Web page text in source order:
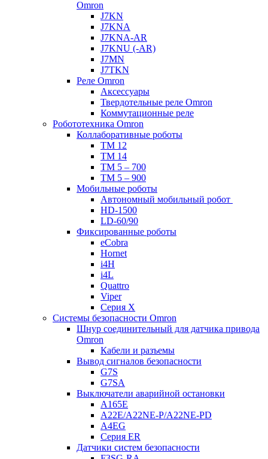
Omron
J7KN
J7KNA
J7KNA-AR
J7KNU (-AR)
J7MN
J7TKN
Реле Omron
Аксессуары
Твердотельные реле Omron
Коммутационные реле
Робототехника Omron
Коллаборативные роботы
TM 12
TM 14
TM 5 – 700
TM 5 – 900
Мобильные роботы
Автономный мобильный робот
HD-1500
LD-60/90
Фиксированные роботы
eCobra
Hornet
i4H
i4L
Quattro
Viper
Серия X
Системы безопасности Omron
Шнур соединительный для датчика привода
Omron
Кабели и разъемы
Вывод сигналов безопасности
G7S
G7SA
Выключатели аварийной остановки
A165E
A22E/A22NE-P/A22NE-PD
A4EG
Серия ER
Датчики систем безопасности